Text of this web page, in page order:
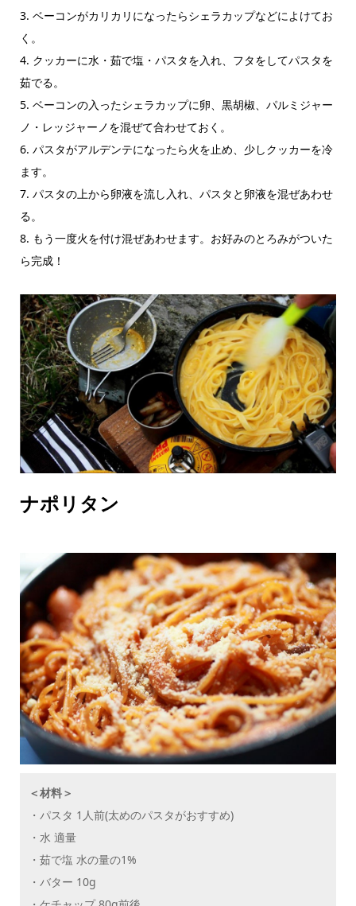
3. ベーコンがカリカリになったらシェラカップなどによけてお
く。
4. クッカーに水・茹で塩・パスタを入れ、フタをしてパスタを
茹でる。
5. ベーコンの入ったシェラカップに卵、黒胡椒、パルミジャー
ノ・レッジャーノを混ぜて合わせておく。
6. パスタがアルデンテになったら火を止め、少しクッカーを冷
ます。
7. パスタの上から卵液を流し入れ、パスタと卵液を混ぜあわせ
る。
8. もう一度火を付け混ぜあわせます。お好みのとろみがついた
ら完成！
ナポリタン
＜材料＞
・パスタ 1人前(太めのパスタがおすすめ)
・水 適量
・茹で塩 水の量の1%
・バター 10g